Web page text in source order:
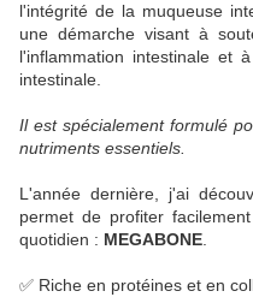
l'intégrité de la muqueuse
une démarche visant à
l'inflammation intestinale et
intestinale.
Il est spécialement formulé
nutriments essentiels.
L'année dernière, j'ai
permet de profiter
quotidien : MEGABONE
✅ Riche en protéines et en